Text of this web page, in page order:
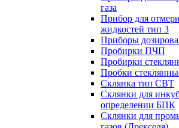
газа
Прибор для
жидкостей тип 3
Приборы
Пробирки ПЧП
Пробирки
Пробки
Склянка тип СВТ
Склянки для
определении БПК
Склянки для